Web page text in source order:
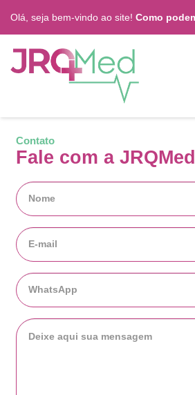
Olá, seja bem-vindo ao site! Como
Contato
Fale com a JRQMed
Nome
*
E-
mail
WhatsApp
Mensagem